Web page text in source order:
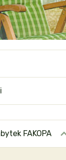
FAKOPA